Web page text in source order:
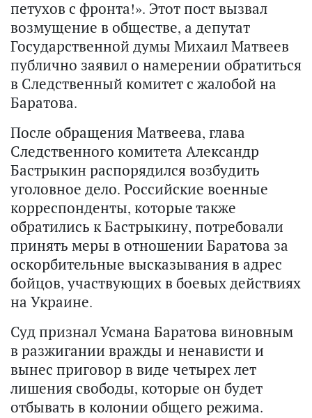
петухов с фронта!». Этот пост вызвал
возмущение в обществе, а депутат
Государственной думы Михаил Матвеев
публично заявил о намерении обратиться
в Следственный комитет с жалобой на
Баратова.
После обращения Матвеева, глава
Следственного комитета Александр
Бастрыкин распорядился возбудить
уголовное дело. Российские военные
корреспонденты, которые также
обратились к Бастрыкину, потребовали
принять меры в отношении Баратова за
оскорбительные высказывания в адрес
бойцов, участвующих в боевых действиях
на Украине.
Суд признал Усмана Баратова виновным
в разжигании вражды и ненависти и
вынес приговор в виде четырех лет
лишения свободы, которые он будет
отбывать в колонии общего режима.